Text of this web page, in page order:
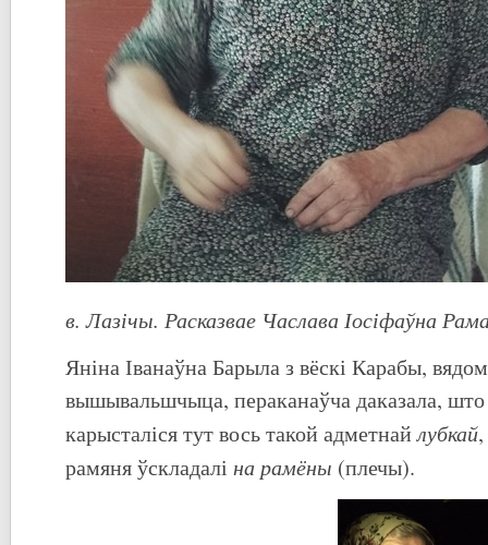
в. Лазічы. Расказвае Часлава Іосіфаўна
Яніна Іванаўна Барыла з вёскі Карабы,
вышывальшчыца, пераканаўча даказала,
карысталіся тут вось такой адметнайлубкай
рамяня ўскладалі на рамёны (плечы).